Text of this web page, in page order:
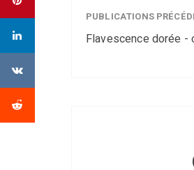
PUBLICATIONS
Flavescence dorée -